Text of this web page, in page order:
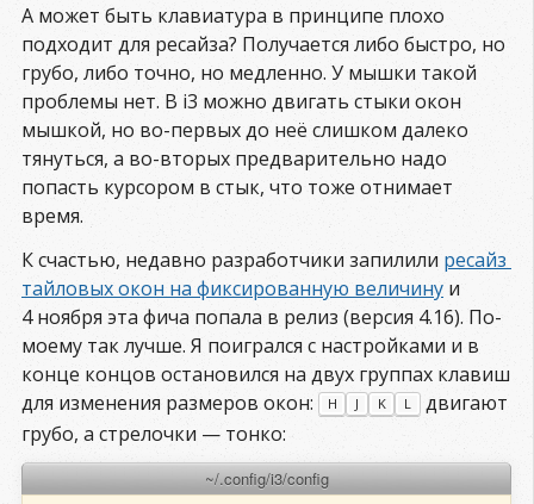
А может быть клавиатура в принципе плохо
подходит для ресайза? Получается либо быстро, но
грубо, либо точно, но медленно. У мышки такой
проблемы нет. В i3 можно двигать стыки окон
мышкой, но во-первых до неё слишком далеко
тянуться, а во-вторых предварительно надо
попасть курсором в стык, что тоже отнимает
время.
К счастью, недавно разработчики запилили ресайз
тайловых окон на фиксированную величину и
4 ноября эта фича попала в релиз (версия 4.16). По-
моему так лучше. Я поигрался с настройками и в
конце концов остановился на двух группах клавиш
для изменения размеров окон:
H J K L двигают
грубо, а стрелочки — тонко:
~/.config/i3/config